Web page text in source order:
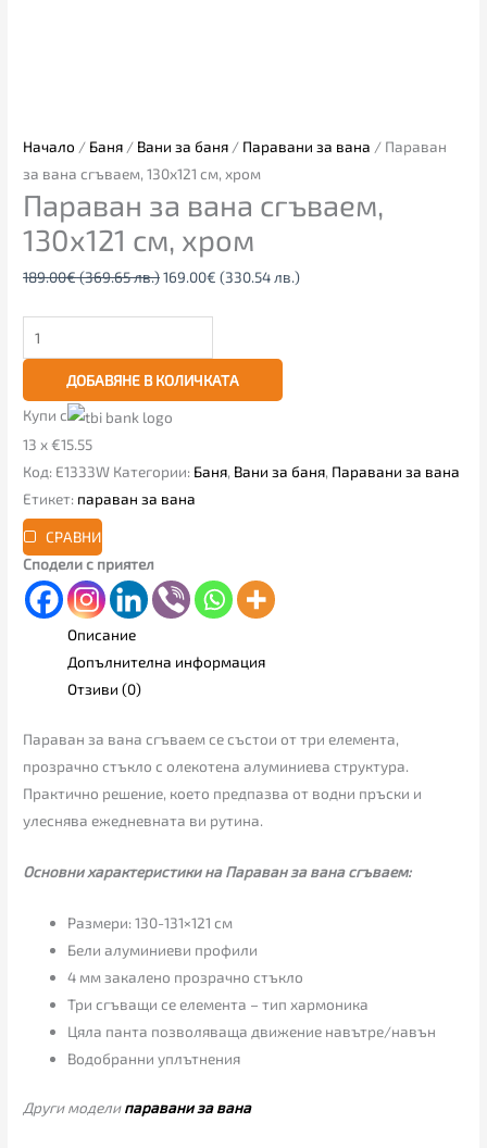
Начало / Баня / Вани за баня / Паравани за вана / Параван
за вана сгъваем, 130х121 см, хром
Параван за вана сгъваем,
130х121 см, хром
189.00€(369.65 лв.)169.00€ (330.54 лв.)
ДОБАВЯНЕ В КОЛИЧКАТА
Купи с
13 x €15.55
Код: E1333W Категории: Баня, Вани за баня, Паравани за вана
Етикет: параван за вана
СРАВНИ
Сподели с приятел
Описание
Допълнителна информация
Отзиви (0)
Параван за вана сгъваем се състои от три елемента,
прозрачно стъкло с олекотена алуминиева структура.
Практично решение, което предпазва от водни пръски и
улеснява ежедневната ви рутина.
Основни характеристики на Параван за вана сгъваем:
Размери: 130-131×121 см
Бели алуминиеви профили
4 мм закалено прозрачно стъкло
Три сгъващи се елемента – тип хармоника
Цяла панта позволяваща движение навътре/навън
Водобранни уплътнения
Други моделипаравани за вана